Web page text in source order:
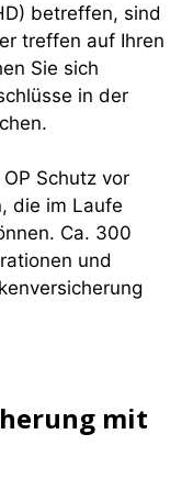
betreffen, sind
treffen auf Ihren
Sie sich
in der
Schutz vor
die im Laufe
Ca. 300
und
mit